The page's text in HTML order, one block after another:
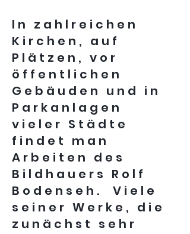
In zahlreichen
Kirchen, auf
Plätzen, vor
öffentlichen
Gebäuden und in
Parkanlagen
vieler Städte
findet man
Arbeiten des
Bildhauers Rolf
Bodenseh. Viele
seiner Werke, die
zunächst sehr